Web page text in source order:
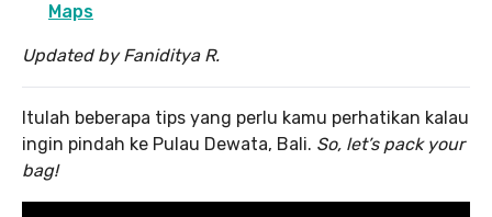
Maps
Updated by Faniditya R.
Itulah beberapa tips yang perlu kamu perhatikan kalau
ingin pindah ke Pulau Dewata, Bali. So, let’s pack your
bag!